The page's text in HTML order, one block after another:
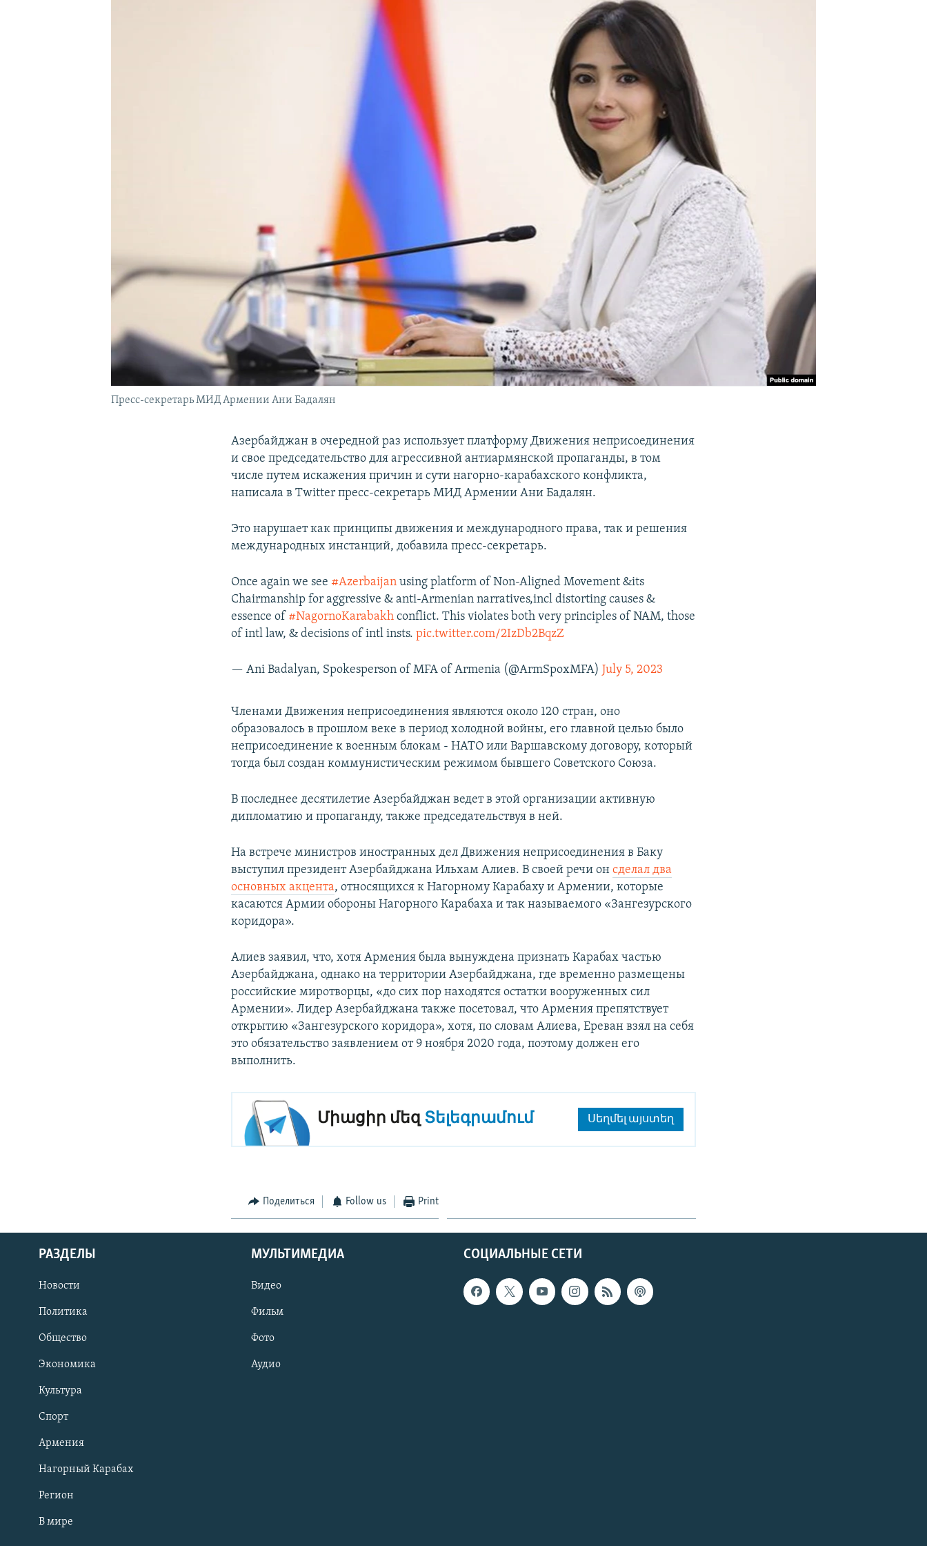
Пресс-секретарь МИД Армении Ани Бадалян
Азербайджан в очередной раз использует платформу Движения неприсоединения
и свое председательство для агрессивной антиармянской пропаганды, в том
числе путем искажения причин и сути нагорно-карабахского конфликта,
написала в Twitter пресс-секретарь МИД Армении Ани Бадалян.
Это нарушает как принципы движения и международного права, так и решения
международных инстанций, добавила пресс-секретарь.
Once again we see #Azerbaijan using platform of Non-Aligned Movement &its
Chairmanship for aggressive & anti-Armenian narratives,incl distorting causes &
essence of #NagornoKarabakh conflict. This violates both very principles of NAM, those
of intl law, & decisions of intl insts.pic.twitter.com/2IzDb2BqzZ
— Ani Badalyan, Spokesperson of MFA of Armenia (@ArmSpoxMFA)July 5, 2023
Членами Движения неприсоединения являются около 120 стран, оно
образовалось в прошлом веке в период холодной войны, его главной целью было
неприсоединение к военным блокам - НАТО или Варшавскому договору, который
тогда был создан коммунистическим режимом бывшего Советского Союза.
В последнее десятилетие Азербайджан ведет в этой организации активную
дипломатию и пропаганду, также председательствуя в ней.
На встрече министров иностранных дел Движения неприсоединения в Баку
выступил президент Азербайджана Ильхам Алиев. В своей речи онсделал два
основных акцента, относящихся к Нагорному Карабаху и Армении, которые
касаются Армии обороны Нагорного Карабаха и так называемого «Зангезурского
коридора».
Алиев заявил, что, хотя Армения была вынуждена признать Карабах частью
Азербайджана, однако на территории Азербайджана, где временно размещены
российские миротворцы, «до сих пор находятся остатки вооруженных сил
Армении». Лидер Азербайджана также посетовал, что Армения препятствует
открытию «Зангезурского коридора», хотя, по словам Алиева, Ереван взял на себя
это обязательство заявлением от 9 ноября 2020 года, поэтому должен его
выполнить.
Միացիր մեզ Տելեգրամում Սեղմել այստեղ
Поделиться Follow us Print
СОЦИАЛЬНЫЕ СЕТИ
РАЗДЕЛЫ
Новости
Политика
Общество
Экономика
Культура
Спорт
Армения
Нагорный Карабах
Регион
В мире
МУЛЬТИМЕДИА
Видео
Фильм
Фото
Аудио